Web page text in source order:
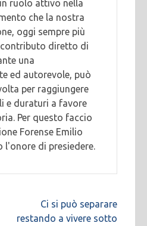
ruolo attivo nella
che la nostra
oggi sempre più
diretto di
una
ed autorevole, può
per raggiungere
e duraturi a favore
Per questo faccio
Forense Emilio
l'onore di presiedere.
Ci si può separare
restando a vivere sotto